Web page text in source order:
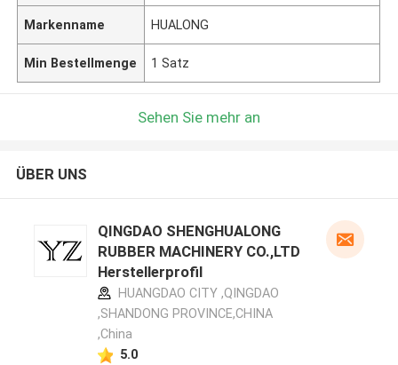
Markenname HUALONG
Min Bestellmenge 1 Satz
Sehen Sie mehr an
ÜBER UNS
QINGDAO SHENGHUALONG
RUBBER MACHINERY CO.,LTD
Herstellerprofil
HUANGDAO CITY ,QINGDAO
,SHANDONG PROVINCE,CHINA
,China
5.0